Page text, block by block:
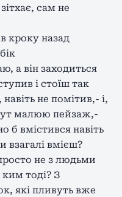
сам не
кроку назад
а він заходиться
і стоїш так
не помітив,- і,
малюю пейзаж,-
б вмістився навіть
взагалі вмієш?
не з людьми
тоді? З
які пливуть вже